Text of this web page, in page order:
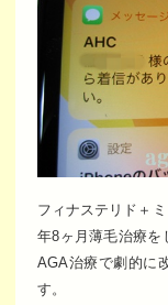
フィナステリド＋
年8ヶ月薄毛治療を
AGA治療で劇的に
す。